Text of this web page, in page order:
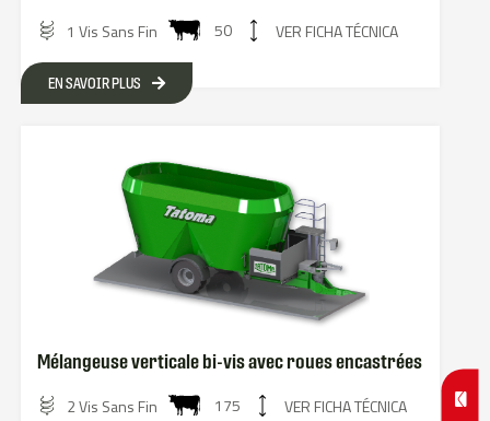
1 Vis Sans Fin
50 VER FICHA TÉCNICA
EN SAVOIR PLUS
Mélangeuse verticale bi-vis avec roues encastrées
2 Vis Sans Fin
175 VER FICHA TÉCNICA